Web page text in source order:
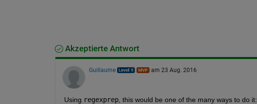
Akzeptierte Antwort
Guillaume am 23 Aug. 2016
Using regexprep, this would be one of the many ways to do it: